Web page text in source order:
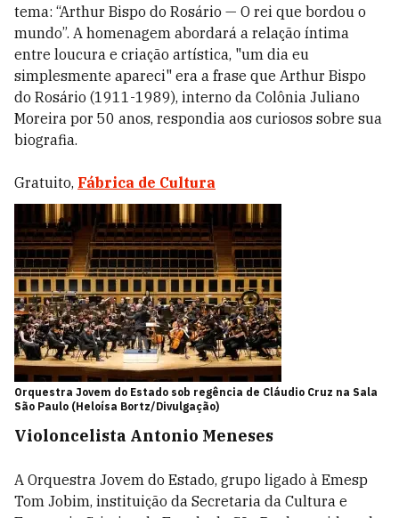
tema: “Arthur Bispo do Rosário — O rei que bordou o
mundo”. A homenagem abordará a relação íntima
entre loucura e criação artística, "um dia eu
simplesmente apareci" era a frase que Arthur Bispo
do Rosário (1911-1989), interno da Colônia Juliano
Moreira por 50 anos, respondia aos curiosos sobre sua
biografia.
Gratuito, Fábrica de Cultura
Orquestra Jovem do Estado sob regência de Cláudio Cruz na Sala
São Paulo (Heloísa Bortz/Divulgação)
Violoncelista Antonio Meneses
A Orquestra Jovem do Estado, grupo ligado à Emesp
Tom Jobim, instituição da Secretaria da Cultura e